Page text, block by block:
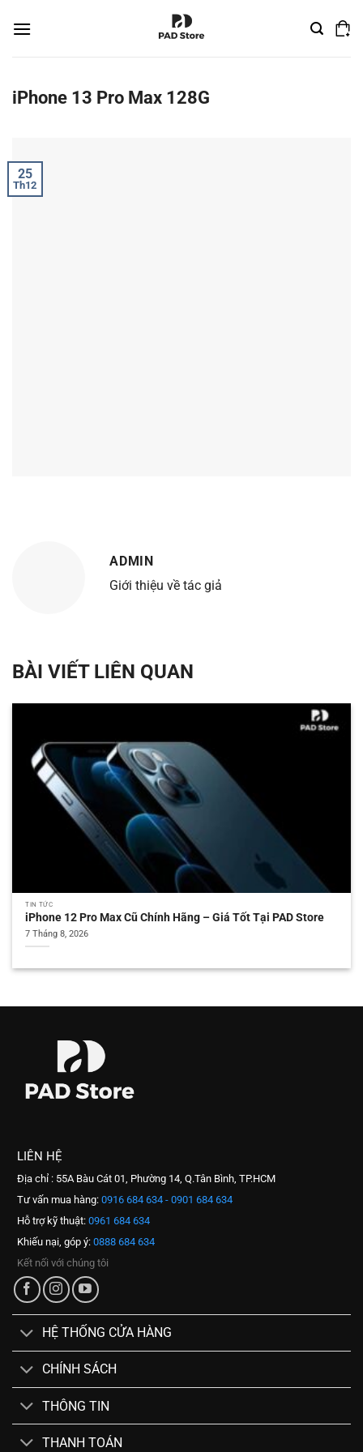
đến
iPhone 13 Pro Max 128G
25
Th12
ADMIN
Giới thiệu về tác giả
BÀI VIẾT LIÊN QUAN
TIN TỨC
iPhone 12 Pro Max Cũ Chính Hãng – Giá Tốt Tại PAD Store
7 Tháng 8, 2026
LIÊN HỆ
Địa chỉ : 55A Bàu Cát 01, Phường 14, Q.Tân Bình, TP.HCM
Tư vấn mua hàng: 0916 684 634 - 0901 684 634
Hỗ trợ kỹ thuật: 0961 684 634
Khiếu nại, góp ý: 0888 684 634
Kết nối với chúng tôi
HỆ THỐNG CỬA HÀNG
CHÍNH SÁCH
THÔNG TIN
THANH TOÁN